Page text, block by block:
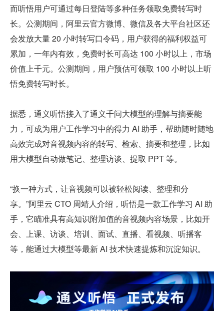
而听悟用户可通过每日登陆等多种任务领取免费转写时
长。公测期间，阿里云官方微博、微信及各大平台社区还
会发放大量 20 小时转写口令码，用户获得的福利权益可
累加，一年内有效，免费时长可高达 100 小时以上，市场
价值上千元。公测期间，用户预估可领取 100 小时以上听
悟免费转写时长。
据悉，通义听悟接入了通义千问大模型的理解与摘要能
力，可成为用户工作学习中的得力 AI 助手，帮助随时随地
高效完成对音视频内容的转写、检索、摘要和整理，比如
用大模型自动做笔记、整理访谈、提取 PPT 等。
“换一种方式，让音视频可以被轻松阅读、整理和分
享。”阿里云 CTO 周靖人介绍，听悟是一款工作学习 AI 助
手，它瞄准具有高知识附加值的音视频内容场景，比如开
会、上课、访谈、培训、面试、直播、看视频、听播客
等，能通过大模型等最新 AI 技术快速提炼和沉淀知识。